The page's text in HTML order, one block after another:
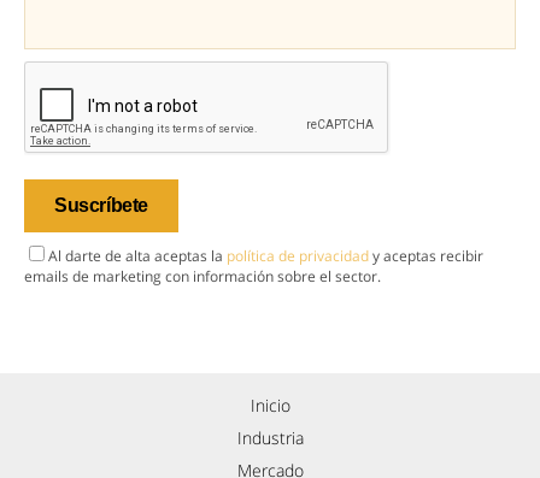
Al darte de alta aceptas la política de privacidady aceptas recibir
emails de marketing con información sobre el sector.
Inicio
Industria
Mercado